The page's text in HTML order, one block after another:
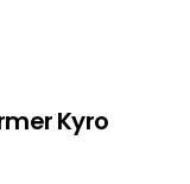
Kyro